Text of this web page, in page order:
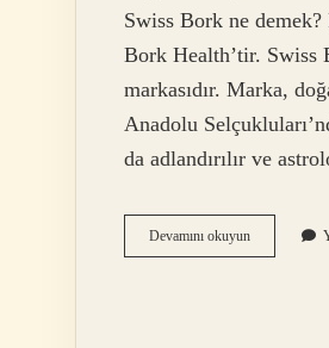
Swiss Bork ne
Bork Health’tir. Swiss
markasıdır. Marka,
Anadolu
da adlandırılır ve
Devamını okuyunBork
Hangi